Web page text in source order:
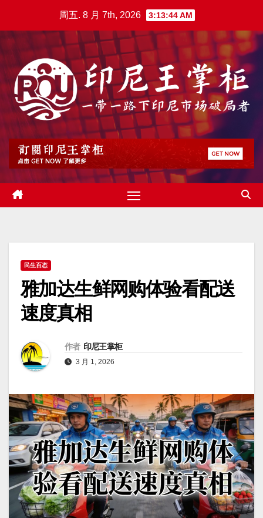
周五. 8 月 7th, 2026 3:13:45 AM
民生百态
雅加达生鲜网购体验看配送
速度真相
作者 印尼王掌柜
3 月 1, 2026